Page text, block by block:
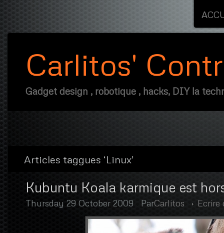
Carlitos'
Gadget design , robotique , hacks, DIY la
Articles taggues ‘Linux’
Kubuntu Koala karmique est
Thursday 29 October 2009 ParCarlitos Ecrire